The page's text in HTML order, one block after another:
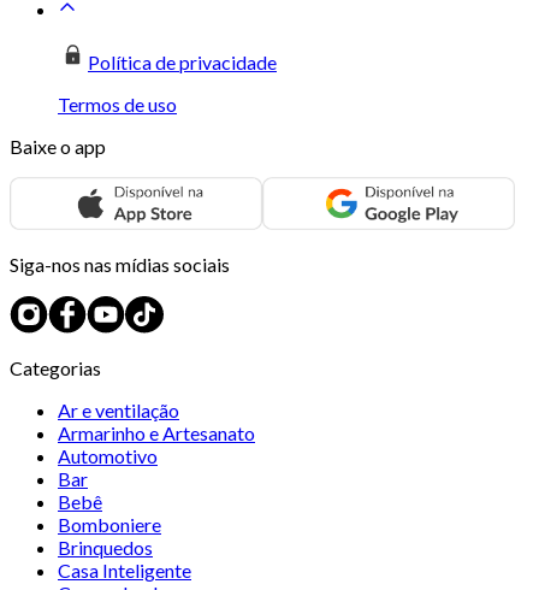
Política de privacidade
Termos de uso
Baixe o app
Siga-nos nas mídias sociais
Categorias
Ar e ventilação
Armarinho e Artesanato
Automotivo
Bar
Bebê
Bomboniere
Brinquedos
Casa Inteligente